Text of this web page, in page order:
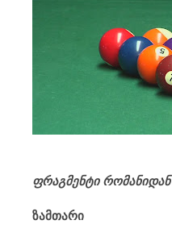
ფრაგმენტი რომანიდან
ზამთარი